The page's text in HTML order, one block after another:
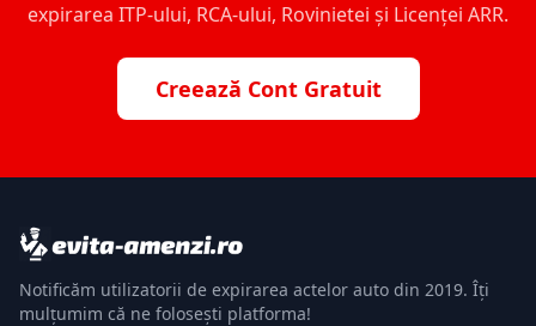
expirarea ITP-ului, RCA-ului, Rovinietei și Licenței ARR.
Creează Cont Gratuit
Notificăm utilizatorii de expirarea actelor auto din 2019. Îți
mulțumim că ne folosești platforma!